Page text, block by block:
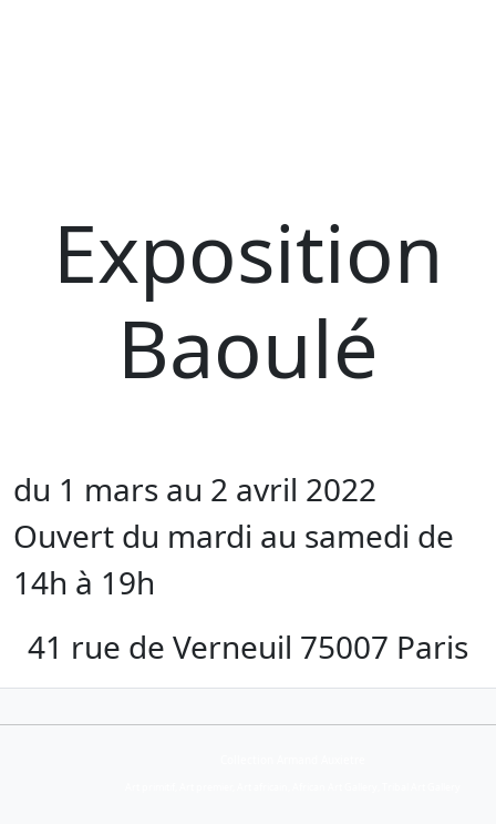
Exposition
Baoulé
du 1 mars au 2 avril 2022
Ouvert du mardi au samedi de
14h à 19h
41 rue de Verneuil 75007 Paris